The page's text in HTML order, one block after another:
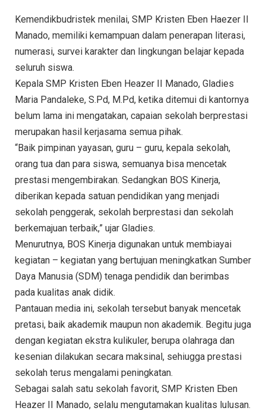
Kemendikbudristek menilai, SMP Kristen Eben Haezer II
Manado, memiliki kemampuan dalam penerapan literasi,
numerasi, survei karakter dan lingkungan belajar kepada
seluruh siswa.
Kepala SMP Kristen Eben Heazer II Manado, Gladies
Maria Pandaleke, S.Pd, M.Pd, ketika ditemui di kantornya
belum lama ini mengatakan, capaian sekolah berprestasi
merupakan hasil kerjasama semua pihak.
“Baik pimpinan yayasan, guru – guru, kepala sekolah,
orang tua dan para siswa, semuanya bisa mencetak
prestasi mengembirakan. Sedangkan BOS Kinerja,
diberikan kepada satuan pendidikan yang menjadi
sekolah penggerak, sekolah berprestasi dan sekolah
berkemajuan terbaik,” ujar Gladies.
Menurutnya, BOS Kinerja digunakan untuk membiayai
kegiatan – kegiatan yang bertujuan meningkatkan Sumber
Daya Manusia (SDM) tenaga pendidik dan berimbas
pada kualitas anak didik.
Pantauan media ini, sekolah tersebut banyak mencetak
pretasi, baik akademik maupun non akademik. Begitu juga
dengan kegiatan ekstra kulikuler, berupa olahraga dan
kesenian dilakukan secara maksinal, sehiugga prestasi
sekolah terus mengalami peningkatan.
Sebagai salah satu sekolah favorit, SMP Kristen Eben
Heazer II Manado, selalu mengutamakan kualitas lulusan.